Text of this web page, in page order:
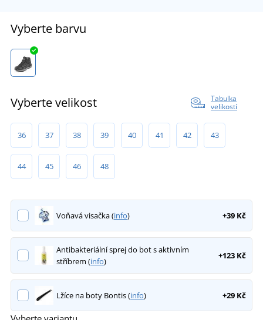
Vyberte barvu
Vyberte velikost
Tabulka
velikostí
36 37 38 39 40 41 42 43
44 45 46 48
Voňavá visačka (info) +39 Kč
Antibakteriální sprej do bot s aktivním
stříbrem (info)
+123 Kč
Lžíce na boty Bontis (info) +29 Kč